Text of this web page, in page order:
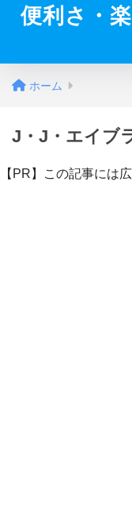
便利さ・
ホーム
J・J・エイブ
【PR】この記事には